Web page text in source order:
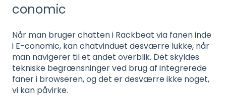
conomic
Når man bruger chatten i Rackbeat via fanen inde
i E-conomic, kan chatvinduet desværre lukke, når
man navigerer til et andet overblik. Det skyldes
tekniske begrænsninger ved brug af integrerede
faner i browseren, og det er desværre ikke noget,
vi kan påvirke.